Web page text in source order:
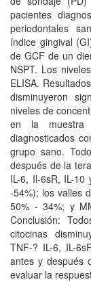
pacientes
periodontales
índice gingival
de GCF de un
NSPT. Los
ELISA.
disminuyeron
niveles de
en la muestra
diagnosticados
grupo sano.
después de la
IL-6, Il-6sR, IL-
-54%); los valles
50% - 34%; y
Conclusión:
citocinas
TNF-? IL-6, IL-
antes y después
evaluar la